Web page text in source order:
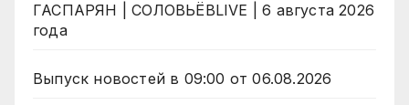
ГАСПАРЯН | СОЛОВЬЁВLIVE | 6 августа 2026
года
Выпуск новостей в 09:00 от 06.08.2026